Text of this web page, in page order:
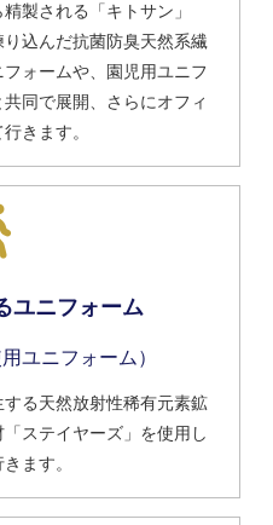
製される「キトサン」
込んだ抗菌防臭天然系繊
ォームや、園児用ユニフ
同で展開、さらにオフィ
きます。
ユニフォーム
ユニフォーム）
る天然放射性稀有元素鉱
ステイヤーズ」を使用し
ます。